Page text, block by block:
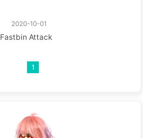
2020-10-01
Fastbin Attack
1